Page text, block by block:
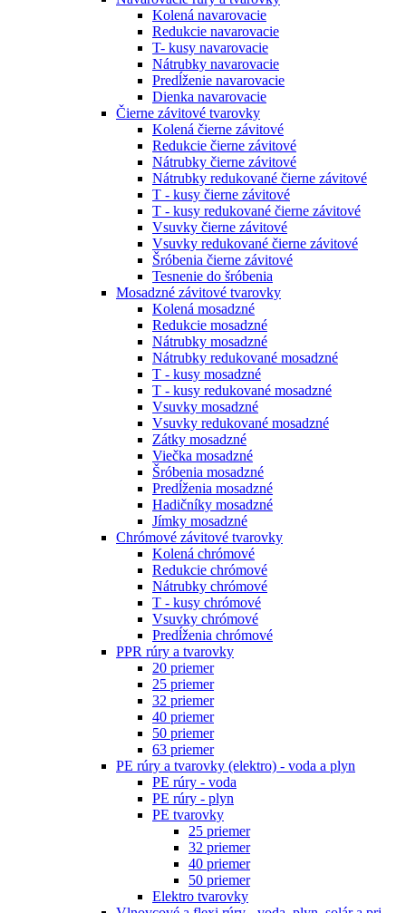
Kolená navarovacie
Redukcie navarovacie
T- kusy navarovacie
Nátrubky navarovacie
Predĺženie navarovacie
Dienka navarovacie
Čierne závitové tvarovky
Kolená čierne závitové
Redukcie čierne závitové
Nátrubky čierne závitové
Nátrubky redukované čierne závitové
T - kusy čierne závitové
T - kusy redukované čierne závitové
Vsuvky čierne závitové
Vsuvky redukované čierne závitové
Šróbenia čierne závitové
Tesnenie do šróbenia
Mosadzné závitové tvarovky
Kolená mosadzné
Redukcie mosadzné
Nátrubky mosadzné
Nátrubky redukované mosadzné
T - kusy mosadzné
T - kusy redukované mosadzné
Vsuvky mosadzné
Vsuvky redukované mosadzné
Zátky mosadzné
Viečka mosadzné
Šróbenia mosadzné
Predĺženia mosadzné
Hadičníky mosadzné
Jímky mosadzné
Chrómové závitové tvarovky
Kolená chrómové
Redukcie chrómové
Nátrubky chrómové
T - kusy chrómové
Vsuvky chrómové
Predĺženia chrómové
PPR rúry a tvarovky
20 priemer
25 priemer
32 priemer
40 priemer
50 priemer
63 priemer
PE rúry a tvarovky (elektro) - voda a plyn
PE rúry - voda
PE rúry - plyn
PE tvarovky
25 priemer
32 priemer
40 priemer
50 priemer
Elektro tvarovky